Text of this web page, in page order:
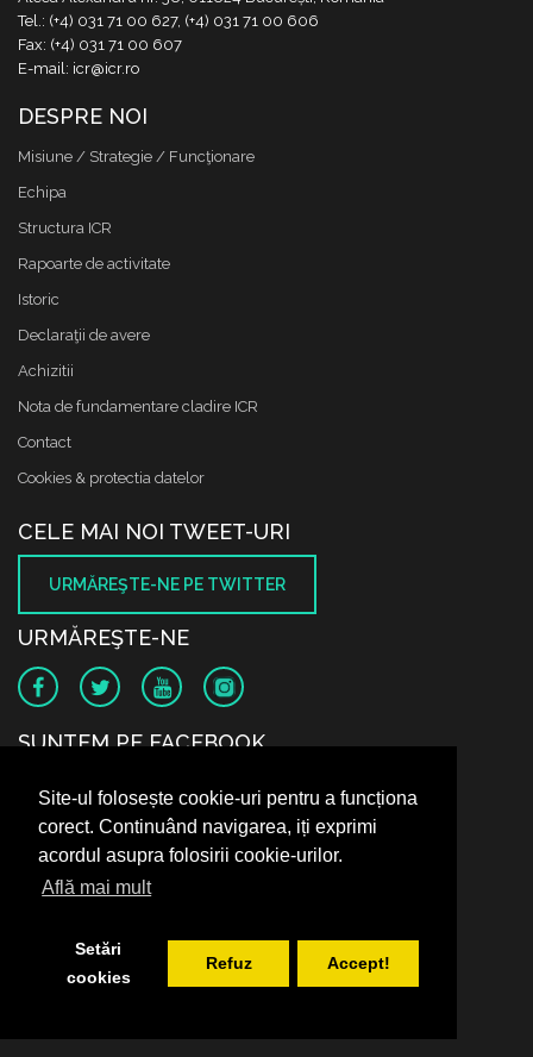
Site-ul folosește cookie-uri pentru a funcționa
corect. Continuând navigarea, iți exprimi
acordul asupra folosirii cookie-urilor.
Află mai mult
Setări
cookies
Refuz Accept!
Tel.: (+4) 031 71 00 627, (+4) 031 71 00 606
Fax: (+4) 031 71 00 607
E-mail: icr@icr.ro
DESPRE NOI
Misiune / Strategie / Funcţionare
Echipa
Structura ICR
Rapoarte de activitate
Istoric
Declaraţii de avere
Achizitii
Nota de fundamentare cladire ICR
Contact
Cookies & protectia datelor
CELE MAI NOI TWEET-URI
URMĂREŞTE-NE PE TWITTER
URMĂREŞTE-NE
SUNTEM PE FACEBOOK